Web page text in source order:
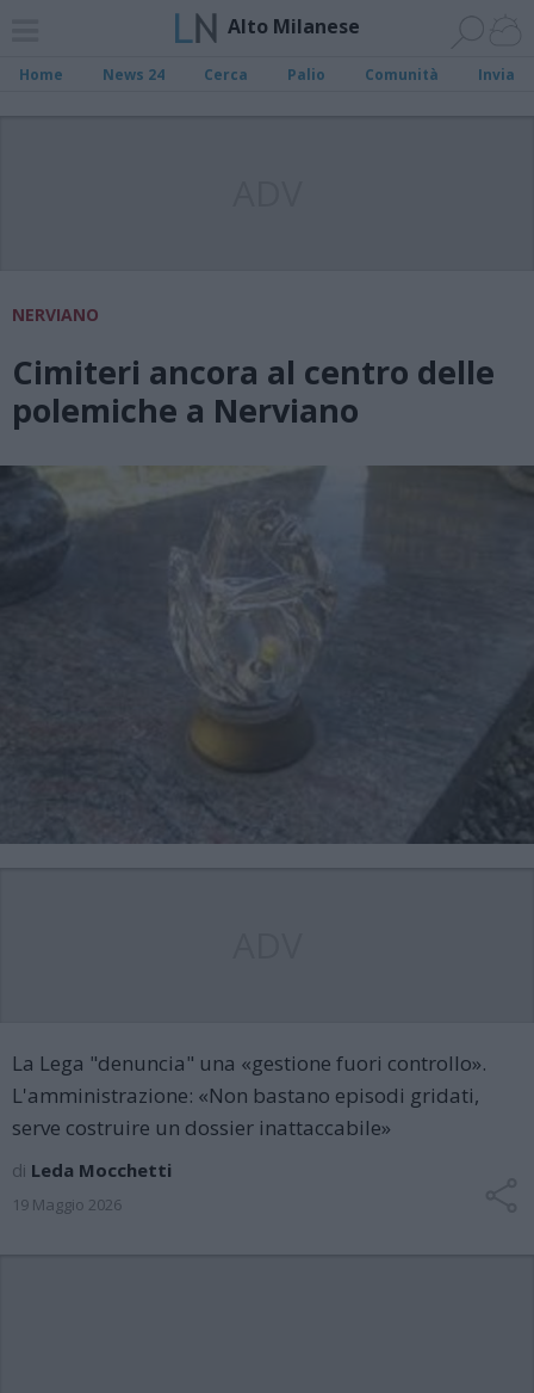
Alto Milanese
Home News 24 Cerca Palio Comunità Invia
NERVIANO
Cimiteri ancora al centro delle
polemiche a Nerviano
La Lega "denuncia" una «gestione fuori controllo».
L'amministrazione: «Non bastano episodi gridati,
serve costruire un dossier inattaccabile»
di Leda Mocchetti
19 Maggio 2026